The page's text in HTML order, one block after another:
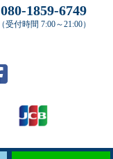
080-1859-6749
（受付時間 7:00～21:00）